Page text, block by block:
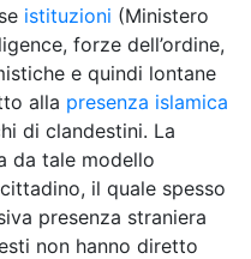
istituzioni (Ministero
forze dell’ordine,
e quindi lontane
alla presenza islamica
di clandestini. La
da tale modello
il quale spesso
presenza straniera
non hanno diretto